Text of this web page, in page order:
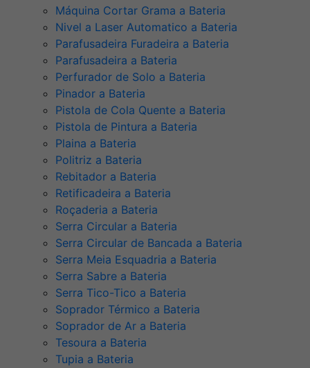
Máquina Cortar Grama a Bateria
Nivel a Laser Automatico a Bateria
Parafusadeira Furadeira a Bateria
Parafusadeira a Bateria
Perfurador de Solo a Bateria
Pinador a Bateria
Pistola de Cola Quente a Bateria
Pistola de Pintura a Bateria
Plaina a Bateria
Politriz a Bateria
Rebitador a Bateria
Retificadeira a Bateria
Roçaderia a Bateria
Serra Circular a Bateria
Serra Circular de Bancada a Bateria
Serra Meia Esquadria a Bateria
Serra Sabre a Bateria
Serra Tico-Tico a Bateria
Soprador Térmico a Bateria
Soprador de Ar a Bateria
Tesoura a Bateria
Tupia a Bateria